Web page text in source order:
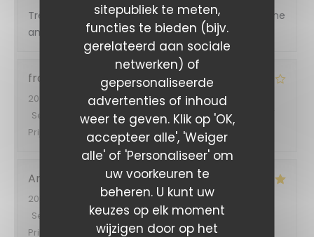
sitepubliek te meten,
functies te bieden (bijv.
gerelateerd aan sociale
netwerken) of
gepersonaliseerde
advertenties of inhoud
weer te geven. Klik op 'OK,
accepteer alle', 'Weiger
alle' of 'Personaliseer' om
uw voorkeuren te
beheren. U kunt uw
keuzes op elk moment
wijzigen door op het
Très bon accueil et très bonne cuisine et très bonne
ambiance
francis
2026-06-27
- 19:15 - Gasten 4
Service
/5 Atmosfeer: 4/5 Keuken:4/5 Kwaliteit /
Prijs
Arnaud
2026-06-27
- 20:00 - Gasten 6
Service
Atmosfeer:5/5 Keuken :5 /5
Prijs